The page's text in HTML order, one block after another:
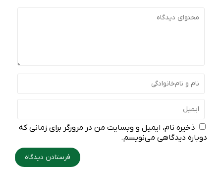
ذخیره نام، ایمیل و وبسایت من در مرورگر برای زمانی که
دوباره دیدگاهی می‌نویسم.